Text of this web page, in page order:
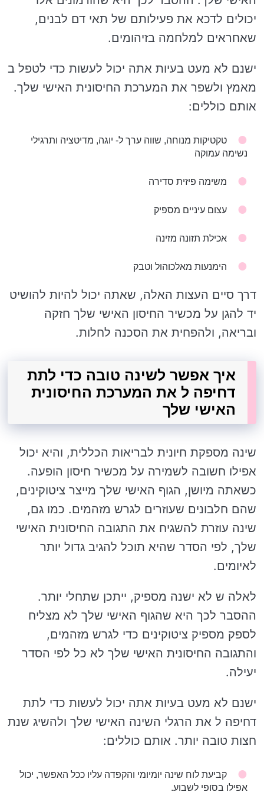
יכולים לדכא את פעילותם של תאי דם לבנים,
שאחראים למלחמה בזיהומים.
ישנם לא מעט בעיות אתה יכול לעשות כדי לטפל ב
מאמץ ולשפר את המערכת החיסונית האישי שלך.
אותם כוללים:
טקטיקות מנוחה, שווה ערך ל- יוגה, מדיטציה ותרגילי
נשימה עמוקה
משימה פיזית סדירה
עצום עיניים מספיק
אכילת תזונה מזינה
הימנעות מאלכוהול וטבק
דרך סיים העצות האלה, שאתה יכול להיות להושיט
יד להגן על מכשיר החיסון האישי שלך חזקה
ובריאה, ולהפחית את הסכנה לחלות.
איך אפשר לשינה טובה כדי לתת
דחיפה ל את המערכת החיסונית
האישי שלך
שינה מספקת חיונית לבריאות הכללית, והיא יכול
אפילו חשובה לשמירה על מכשיר חיסון הופעה.
כשאתה מיושן, הגוף האישי שלך מייצר ציטוקינים,
שהם חלבונים שעוזרים לגרש מזהמים. כמו גם,
שינה עוזרת להשגיח את התגובה החיסונית האישי
שלך, לפי הסדר שהיא תוכל להגיב גדול יותר
לאיומים.
לאלה ש לא ישנה מספיק, ייתכן שתחלי יותר.
ההסבר לכך היא שהגוף האישי שלך לא מצליח
לספק מספיק ציטוקינים כדי לגרש מזהמים,
והתגובה החיסונית האישי שלך לא כל לפי הסדר
יעילה.
ישנם לא מעט בעיות אתה יכול לעשות כדי לתת
דחיפה ל את הרגלי השינה האישי שלך ולהשיג שנת
חצות טובה יותר. אותם כוללים:
קביעת לוח שינה יומיומי והקפדה עליו ככל האפשר, יכול
אפילו בסופי לשבוע.